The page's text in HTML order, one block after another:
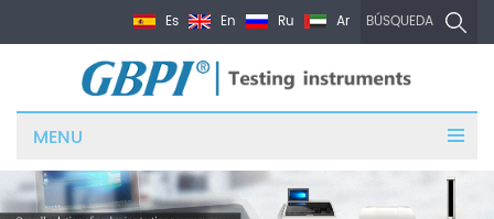
BÚSQUEDA
Es En Ru Ar
MENU